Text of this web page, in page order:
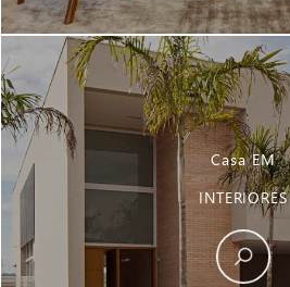
Casa EM
INTERIORES